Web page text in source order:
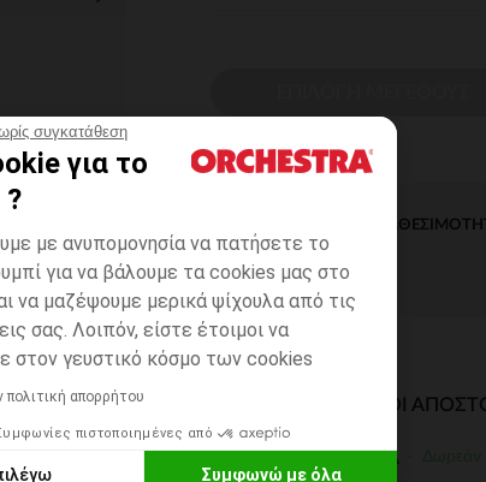
συγκατάθεση
για το
με ανυπομονησία να πατήσετε το
για να βάλουμε τα cookies μας στο
να μαζέψουμε μερικά ψίχουλα από τις
σας. Λοιπόν, είστε έτοιμοι να
στον γευστικό κόσμο των cookies
απορρήτου
πιστοποιημένες από
Συμφωνώ με όλα
ΆΜΕΣΗ
ΔΙΑΘΈΣΙΜΟΙ ΤΡΌΠΟΙ
ΣΕ ΚΑΤΑΣΤΗΜΑ